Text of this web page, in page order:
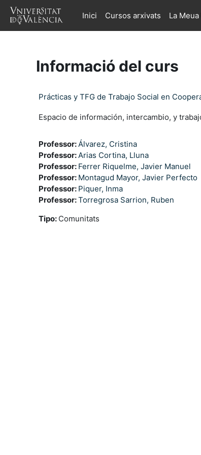
Ves al contingut principal
Inici
Cursos arxivats La Meua
Informació del curs
Prácticas y TFG de Trabajo Social en
Espacio de información, intercambio, y
Professor:Álvarez, Cristina
Professor:Arias Cortina, Lluna
Professor: Ferrer Riquelme, Javier Manuel
Professor: Montagud Mayor, Javier Perfecto
Professor: Piquer, Inma
Professor:Torregrosa Sarrion, Ruben
Tipo: Comunitats